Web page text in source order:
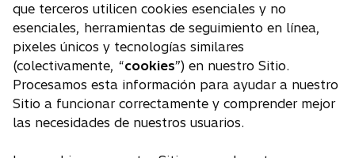
que terceros utilicen cookies esenciales y no
esenciales, herramientas de seguimiento en línea,
pixeles únicos y tecnologías similares
(colectivamente, “cookies”) en nuestro Sitio.
Procesamos esta información para ayudar a nuestro
Sitio a funcionar correctamente y comprender mejor
las necesidades de nuestros usuarios.